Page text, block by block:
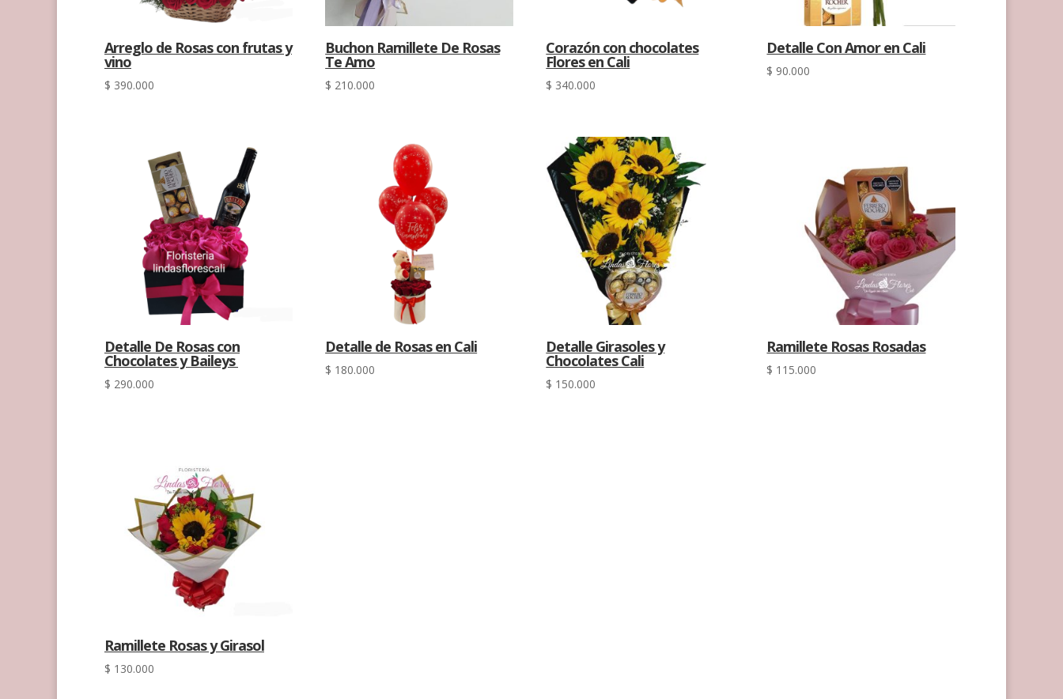
Arreglo de Rosas con frutas y
vino
$ 390.000
Buchon Ramillete De Rosas
Te Amo
$ 210.000
Corazón con chocolates
Flores en Cali
$ 340.000
Detalle Con Amor en Cali
$ 90.000
Detalle De Rosas con
Chocolates y Baileys
$ 290.000
Detalle de Rosas en Cali
$ 180.000
Detalle Girasoles y
Chocolates Cali
$ 150.000
Ramillete Rosas Rosadas
$ 115.000
Ramillete Rosas y Girasol
$ 130.000